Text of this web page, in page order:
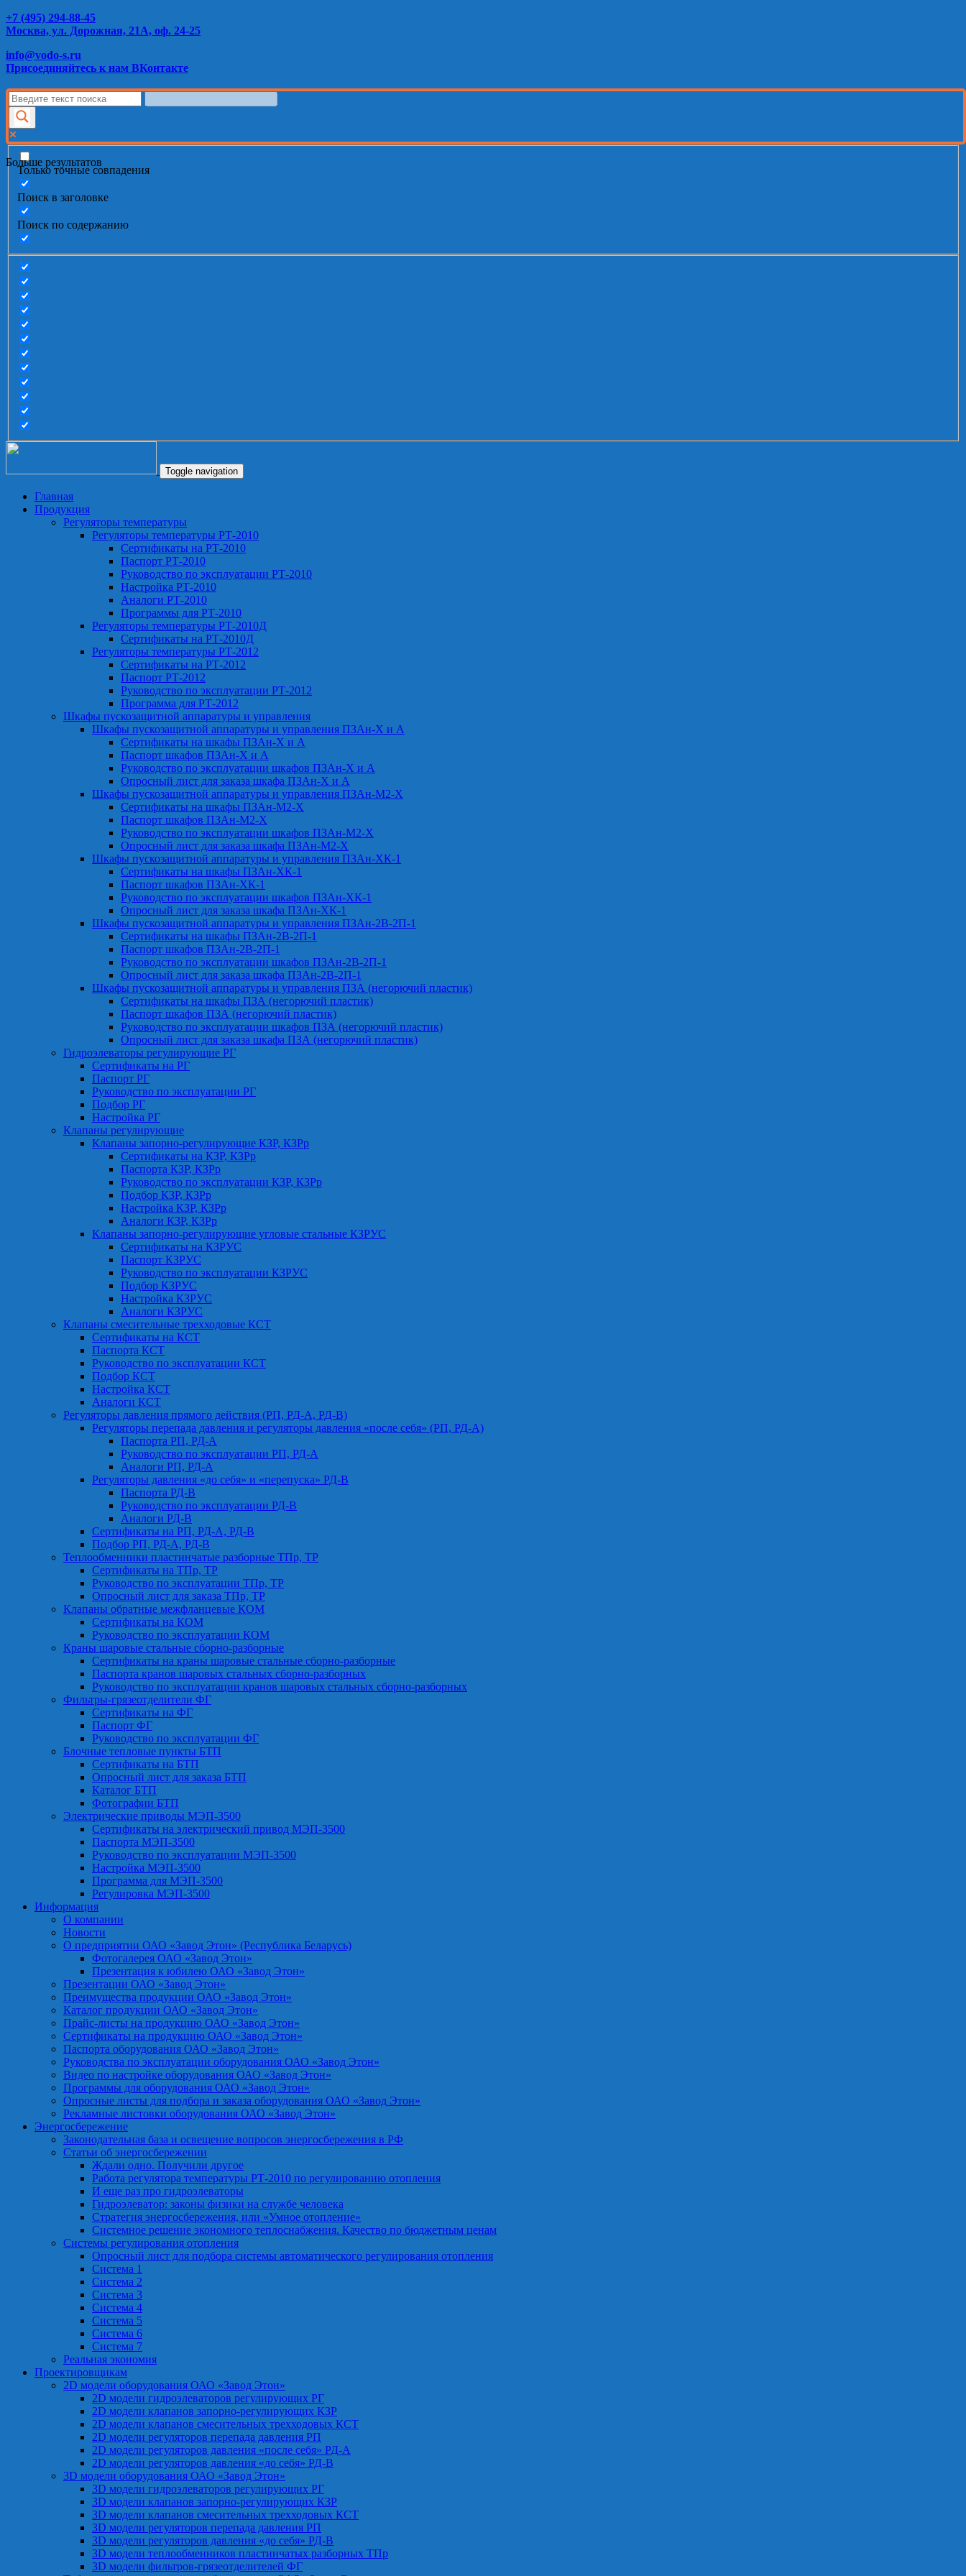
+7 (495) 294-88-45
Москва, ул. Дорожная, 21А, оф. 24-25
info@vodo-s.ru
Присоединяйтесь к нам ВКонтакте
Больше результатов
Только точные совпадения
Поиск в заголовке
Поиск по содержанию
Toggle navigation
Главная
Продукция
Регуляторы температуры
Регуляторы температуры РТ-2010
Сертификаты на РТ-2010
Паспорт РТ-2010
Руководство по эксплуатации РТ-2010
Настройка РТ-2010
Аналоги РТ-2010
Программы для РТ-2010
Регуляторы температуры РТ-2010Д
Сертификаты на РТ-2010Д
Регуляторы температуры РТ-2012
Сертификаты на РТ-2012
Паспорт РТ-2012
Руководство по эксплуатации РТ-2012
Программа для РТ-2012
Шкафы пускозащитной аппаратуры и управления
Шкафы пускозащитной аппаратуры и управления ПЗАн-Х и А
Сертификаты на шкафы ПЗАн-Х и А
Паспорт шкафов ПЗАн-Х и А
Руководство по эксплуатации шкафов ПЗАн-Х и А
Опросный лист для заказа шкафа ПЗАн-Х и А
Шкафы пускозащитной аппаратуры и управления ПЗАн-М2-Х
Сертификаты на шкафы ПЗАн-М2-Х
Паспорт шкафов ПЗАн-М2-Х
Руководство по эксплуатации шкафов ПЗАн-М2-Х
Опросный лист для заказа шкафа ПЗАн-М2-Х
Шкафы пускозащитной аппаратуры и управления ПЗАн-ХК-1
Сертификаты на шкафы ПЗАн-ХК-1
Паспорт шкафов ПЗАн-ХК-1
Руководство по эксплуатации шкафов ПЗАн-ХК-1
Опросный лист для заказа шкафа ПЗАн-ХК-1
Шкафы пускозащитной аппаратуры и управления ПЗАн-2В-2П-1
Сертификаты на шкафы ПЗАн-2В-2П-1
Паспорт шкафов ПЗАн-2В-2П-1
Руководство по эксплуатации шкафов ПЗАн-2В-2П-1
Опросный лист для заказа шкафа ПЗАн-2В-2П-1
Шкафы пускозащитной аппаратуры и управления ПЗА (негорючий пластик)
Сертификаты на шкафы ПЗА (негорючий пластик)
Паспорт шкафов ПЗА (негорючий пластик)
Руководство по эксплуатации шкафов ПЗА (негорючий пластик)
Опросный лист для заказа шкафа ПЗА (негорючий пластик)
Гидроэлеваторы регулирующие РГ
Сертификаты на РГ
Паспорт РГ
Руководство по эксплуатации РГ
Подбор РГ
Настройка РГ
Клапаны регулирующие
Клапаны запорно-регулирующие КЗР, КЗРр
Сертификаты на КЗР, КЗРр
Паспорта КЗР, КЗРр
Руководство по эксплуатации КЗР, КЗРр
Подбор КЗР, КЗРр
Настройка КЗР, КЗРр
Аналоги КЗР, КЗРр
Клапаны запорно-регулирующие угловые стальные КЗРУС
Сертификаты на КЗРУС
Паспорт КЗРУС
Руководство по эксплуатации КЗРУС
Подбор КЗРУС
Настройка КЗРУС
Аналоги КЗРУС
Клапаны смесительные трехходовые КСТ
Сертификаты на КСТ
Паспорта КСТ
Руководство по эксплуатации КСТ
Подбор КСТ
Настройка КСТ
Аналоги КСТ
Регуляторы давления прямого действия (РП, РД-А, РД-В)
Регуляторы перепада давления и регуляторы давления «после себя» (РП, РД-А)
Паспорта РП, РД-А
Руководство по эксплуатации РП, РД-А
Аналоги РП, РД-А
Регуляторы давления «до себя» и «перепуска» РД-В
Паспорта РД-В
Руководство по эксплуатации РД-В
Аналоги РД-В
Сертификаты на РП, РД-А, РД-В
Подбор РП, РД-А, РД-В
Теплообменники пластинчатые разборные ТПр, ТР
Сертификаты на ТПр, ТР
Руководство по эксплуатации ТПр, ТР
Опросный лист для заказа ТПр, ТР
Клапаны обратные межфланцевые КОМ
Сертификаты на КОМ
Руководство по эксплуатации КОМ
Краны шаровые стальные сборно-разборные
Сертификаты на краны шаровые стальные сборно-разборные
Паспорта кранов шаровых стальных сборно-разборных
Руководство по эксплуатации кранов шаровых стальных сборно-разборных
Фильтры-грязеотделители ФГ
Сертификаты на ФГ
Паспорт ФГ
Руководство по эксплуатации ФГ
Блочные тепловые пункты БТП
Сертификаты на БТП
Опросный лист для заказа БТП
Каталог БТП
Фотографии БТП
Электрические приводы МЭП-3500
Сертификаты на электрический привод МЭП-3500
Паспорта МЭП-3500
Руководство по эксплуатации МЭП-3500
Настройка МЭП-3500
Программа для МЭП-3500
Регулировка МЭП-3500
Информация
О компании
Новости
О предприятии ОАО «Завод Этон» (Республика Беларусь)
Фотогалерея ОАО «Завод Этон»
Презентация к юбилею ОАО «Завод Этон»
Презентации ОАО «Завод Этон»
Преимущества продукции ОАО «Завод Этон»
Каталог продукции ОАО «Завод Этон»
Прайс-листы на продукцию ОАО «Завод Этон»
Сертификаты на продукцию ОАО «Завод Этон»
Паспорта оборудования ОАО «Завод Этон»
Руководства по эксплуатации оборудования ОАО «Завод Этон»
Видео по настройке оборудования ОАО «Завод Этон»
Программы для оборудования ОАО «Завод Этон»
Опросные листы для подбора и заказа оборудования ОАО «Завод Этон»
Рекламные листовки оборудования ОАО «Завод Этон»
Энергосбережение
Законодательная база и освещение вопросов энергосбережения в РФ
Статьи об энергосбережении
Ждали одно. Получили другое
Работа регулятора температуры РТ-2010 по регулированию отопления
И еще раз про гидроэлеваторы
Гидроэлеватор: законы физики на службе человека
Стратегия энергосбережения, или «Умное отопление»
Системное решение экономного теплоснабжения. Качество по бюджетным ценам
Системы регулирования отопления
Опросный лист для подбора системы автоматического регулирования отопления
Система 1
Система 2
Система 3
Система 4
Система 5
Система 6
Система 7
Реальная экономия
Проектировщикам
2D модели оборудования ОАО «Завод Этон»
2D модели гидроэлеваторов регулирующих РГ
2D модели клапанов запорно-регулирующих КЗР
2D модели клапанов смесительных трехходовых КСТ
2D модели регуляторов перепада давления РП
2D модели регуляторов давления «после себя» РД-А
2D модели регуляторов давления «до себя» РД-В
3D модели оборудования ОАО «Завод Этон»
3D модели гидроэлеваторов регулирующих РГ
3D модели клапанов запорно-регулирующих КЗР
3D модели клапанов смесительных трехходовых КСТ
3D модели регуляторов перепада давления РП
3D модели регуляторов давления «до себя» РД-В
3D модели теплообменников пластинчатых разборных ТПр
3D модели фильтров-грязеотделителей ФГ